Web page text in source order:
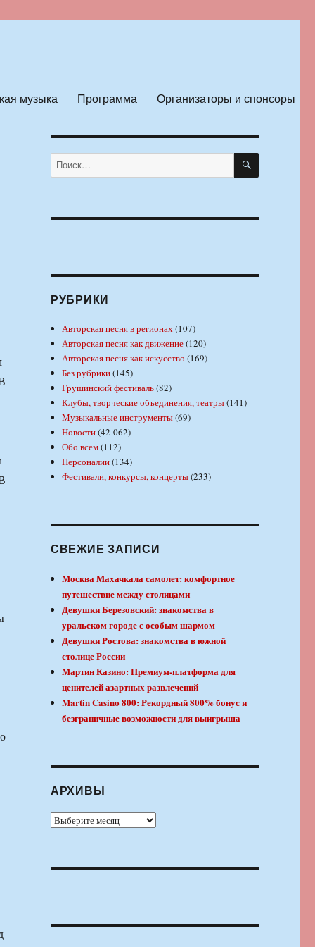
музыка Программа Организаторы и спонсоры
Искать: ПОИСК
РУБРИКИ
Авторская песня в регионах(107)
Авторская песня как движение(120)
Авторская песня как искусство (169)
Без рубрики(145)
Грушинский фестиваль(82)
Клубы, творческие объединения, театры(141)
Музыкальные инструменты(69)
Новости(42 062)
Обо всем(112)
Персоналии(134)
Фестивали, конкурсы, концерты(233)
СВЕЖИЕ ЗАПИСИ
Москва Махачкала самолет: комфортное
путешествие между столицами
Девушки Березовский: знакомства в
уральском городе с особым шармом
Девушки Ростова: знакомства в южной
столице России
Мартин Казино: Премиум-платформа для
ценителей азартных развлечений
Martin Casino 800: Рекордный 800% бонус и
безграничные возможности для выигрыша
АРХИВЫ
Архивы